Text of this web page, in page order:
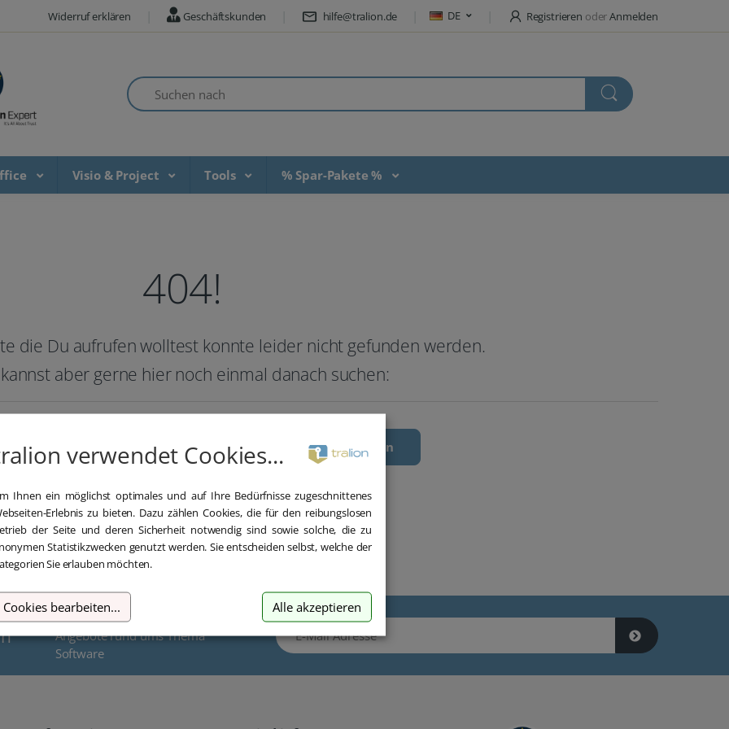
Widerruf erklären Geschäftskunden hilfe@tralion.de DE Registrieren oderAnmelden
Suchen nach
Visio & Project Tools % Spar-Pakete %
404!
die Du aufrufen wolltest konnte leider nicht gefunden werden.
aber gerne hier noch einmal danach suchen:
Suchen
für wichtige Neuigkeiten und tolle
Angebote rund ums Thema
Software
E-Mail Adresse
verwendet Cookies...
Ihnen ein möglichst optimales und auf Ihre Bedürfnisse zugeschnittenes
Erlebnis zu bieten. Dazu zählen Cookies, die für den reibungslosen
der Seite und deren Sicherheit notwendig sind sowie solche, die zu
Statistikzwecken genutzt werden. Sie entscheiden selbst, welche der
Sie erlauben möchten.
Cookies bearbeiten... Alle akzeptieren